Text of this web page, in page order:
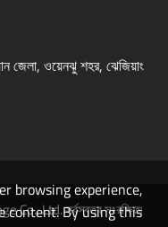
জেলা, ওয়েনঝু শহর, ঝেজিয়াং
Ltd. সর্বস্বত্ব সংরক্ষিত৷
browsing experience,
content. By using this